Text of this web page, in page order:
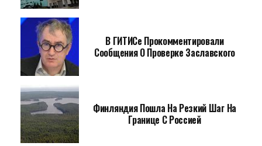
В ГИТИСе Прокомментировали
Сообщения О Проверке Заславского
Финляндия Пошла На Резкий Шаг На
Границе С Россией